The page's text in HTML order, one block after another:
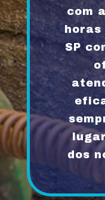
com
horas
SP
dos